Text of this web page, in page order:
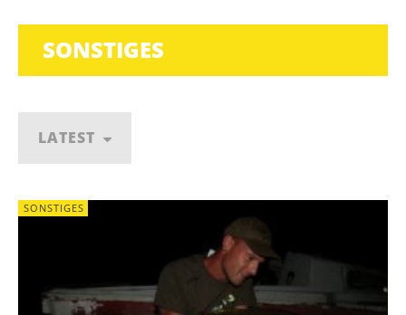
SONSTIGES
LATEST
SONSTIGES